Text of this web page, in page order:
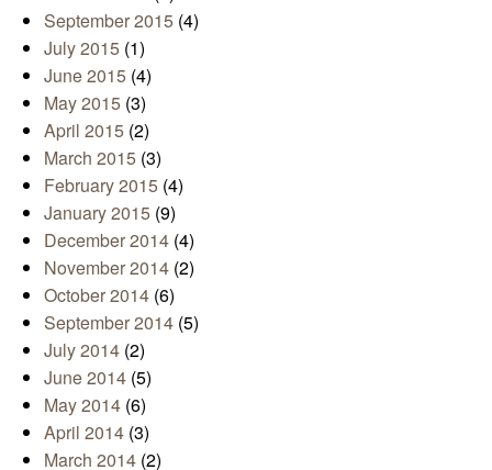
September 2015 (4)
July 2015 (1)
June 2015 (4)
May 2015 (3)
April 2015 (2)
March 2015 (3)
February 2015 (4)
January 2015 (9)
December 2014 (4)
November 2014 (2)
October 2014 (6)
September 2014 (5)
July 2014 (2)
June 2014 (5)
May 2014 (6)
April 2014 (3)
March 2014 (2)